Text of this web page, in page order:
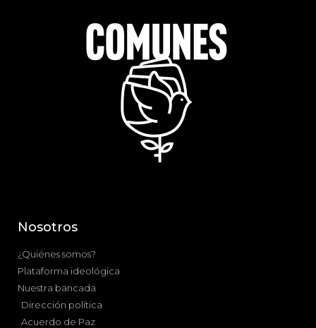
Nosotros
¿Quiénes somos?
Plataforma ideológica
Nuestra bancada
Dirección política
Acuerdo de Paz